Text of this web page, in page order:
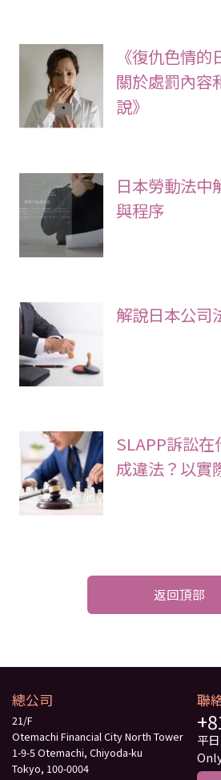
《復仇色情
關於處罰內容
說》
日本勞動法中
與程序
解說日本公司
SLAPP訴訟
成違法？以實
返回頂部
總公司
21/F
Otemachi Financial City North Tower
1-9-5 Otemachi, Chiyoda-ku
Tokyo, 100-0004
聯
平